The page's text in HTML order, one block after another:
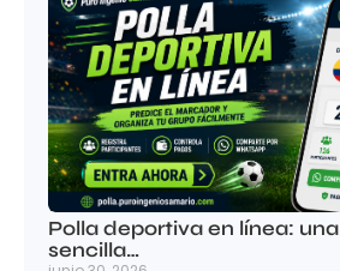
Polla deportiva en línea:
sencilla…